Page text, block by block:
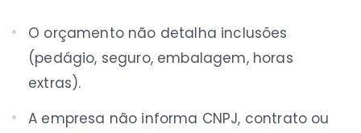
O orçamento não detalha inclusões
(pedágio, seguro, embalagem, horas
extras).
A empresa não informa CNPJ, contrato ou